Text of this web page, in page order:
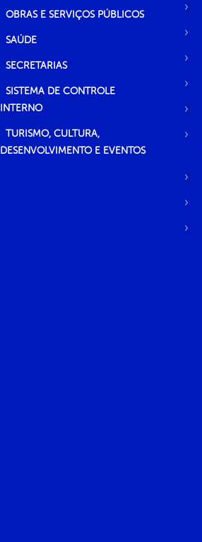
OBRAS E SERVIÇOS PÚBLICOS
SAÚDE
SECRETARIAS
SISTEMA DE CONTROLE
INTERNO
TURISMO, CULTURA,
DESENVOLVIMENTO E EVENTOS